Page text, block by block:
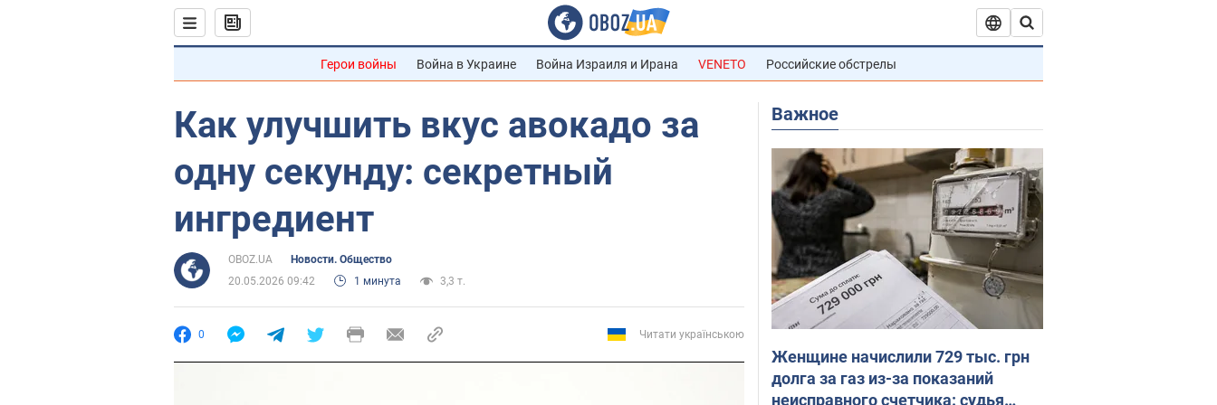
Герои войны Война в Украине Война Израиля и Ирана VENETO Российские обстрелы
Как улучшить вкус авокадо за
одну секунду: секретный
ингредиент
OBOZ.UA
Новости. Общество
20.05.2026 09:42
1 минута 3,3 т.
0 Читати українською
Важное
Женщине начислили 729 тыс. грн
долга за газ из-за показаний
неисправного счетчика: судья